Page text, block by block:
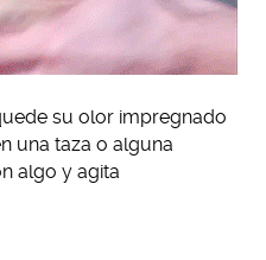
su olor impregnado
una taza o alguna
algo y agita